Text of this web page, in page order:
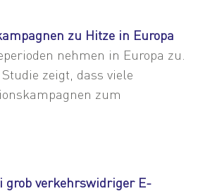
zu Hitze in Europa
nehmen in Europa zu.
zeigt, dass viele
zum
grob verkehrswidriger E-